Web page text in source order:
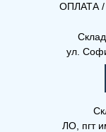
ОПЛАТА
ул.
ЛО, пгт